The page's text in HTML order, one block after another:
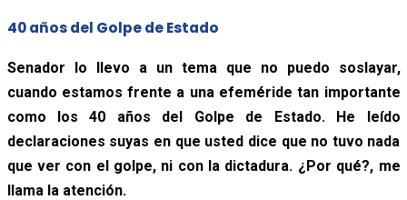
40 años del Golpe de Estado
Senador lo llevo a un tema que no puedo soslayar,
cuando estamos frente a una efeméride tan importante
como los 40 años del Golpe de Estado. He leído
declaraciones suyas en que usted dice que no tuvo nada
que ver con el golpe, ni con la dictadura. ¿Por qué?, me
llama la atención.